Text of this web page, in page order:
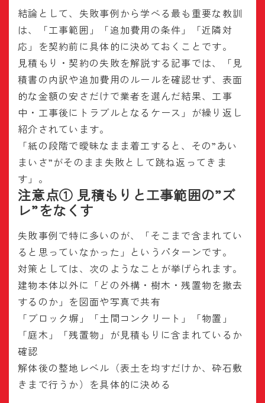
結論として、失敗事例から学べる最も重要な教訓
は、「工事範囲」「追加費用の条件」「近隣対
応」を契約前に具体的に決めておくことです。
見積もり・契約の失敗を解説する記事では、「見
積書の内訳や追加費用のルールを確認せず、表面
的な金額の安さだけで業者を選んだ結果、工事
中・工事後にトラブルとなるケース」が繰り返し
紹介されています。
「紙の段階で曖昧なまま着工すると、その”あい
まいさ”がそのまま失敗として跳ね返ってきま
す」。
注意点① 見積もりと工事範囲の”ズ
レ”をなくす
失敗事例で特に多いのが、「そこまで含まれてい
ると思っていなかった」というパターンです。
対策としては、次のようなことが挙げられます。
建物本体以外に「どの外構・樹木・残置物を撤去
するのか」を図面や写真で共有
「ブロック塀」「土間コンクリート」「物置」
「庭木」「残置物」が見積もりに含まれているか
確認
解体後の整地レベル（表土を均すだけか、砕石敷
きまで行うか）を具体的に決める